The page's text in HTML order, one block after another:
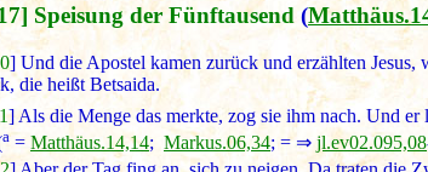
Speisung der Fünftausend (
] Und die Apostel kamen zurück und erzählten
die heißt Betsaida.
] Als die Menge das merkte, zog sie ihm nach. Und
a= Matthäus.14,14; Markus.06,34; = ⇒ jl.ev02.095,08